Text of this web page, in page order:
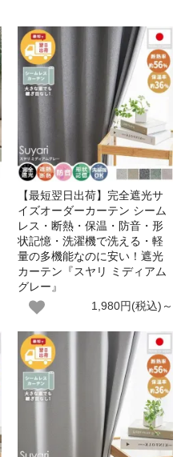
【最短翌日出荷】完全遮光サ
イズオーダーカーテン シーム
レス・断熱・保温・防音・形
状記憶・洗濯機で洗える・軽
量の多機能なのに安い！遮光
カーテン『スヤリ ミディアム
グレー』
1,980円(税込)～